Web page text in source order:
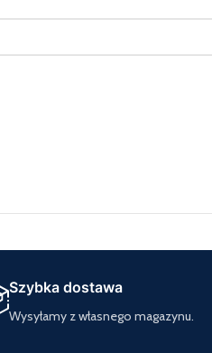
Szybka dostawa
Wysyłamy z własnego magazynu.